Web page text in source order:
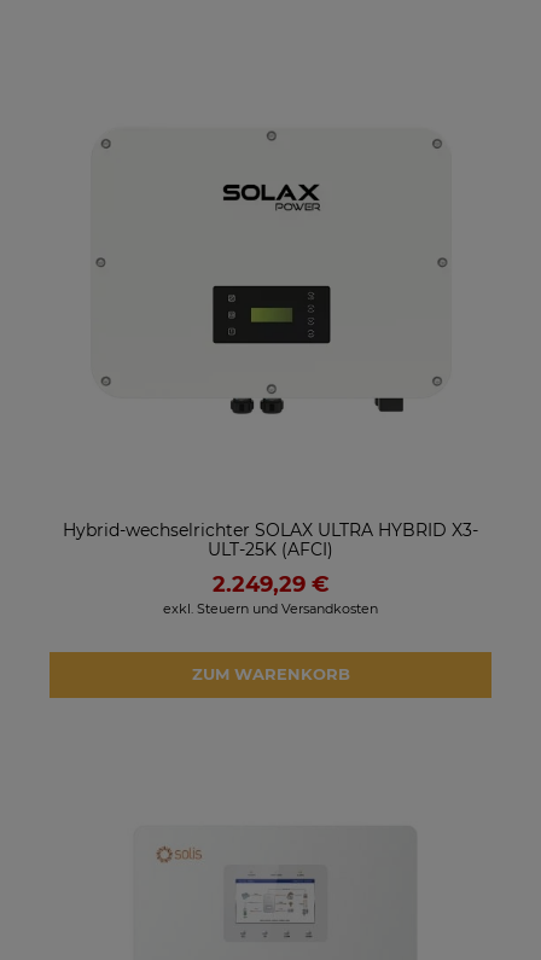
Hybrid-wechselrichter SOLAX ULTRA HYBRID X3-
ULT-25K (AFCI)
2.249,29 €
exkl. Steuern und Versandkosten
ZUM WARENKORB